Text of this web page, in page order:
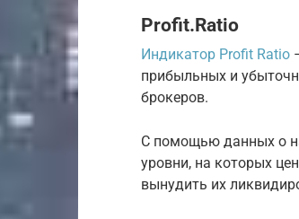
Profit.Ratio
Индикатор Profit Ratio
прибыльных и
брокеров.
С помощью данных о
уровни, на которых
вынудить их